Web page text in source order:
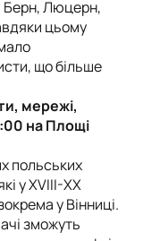
Берн, Люцерн,
цьому
що більше
мережі,
на Площі
польських
у XVIII-XX
у Вінниці.
зможуть